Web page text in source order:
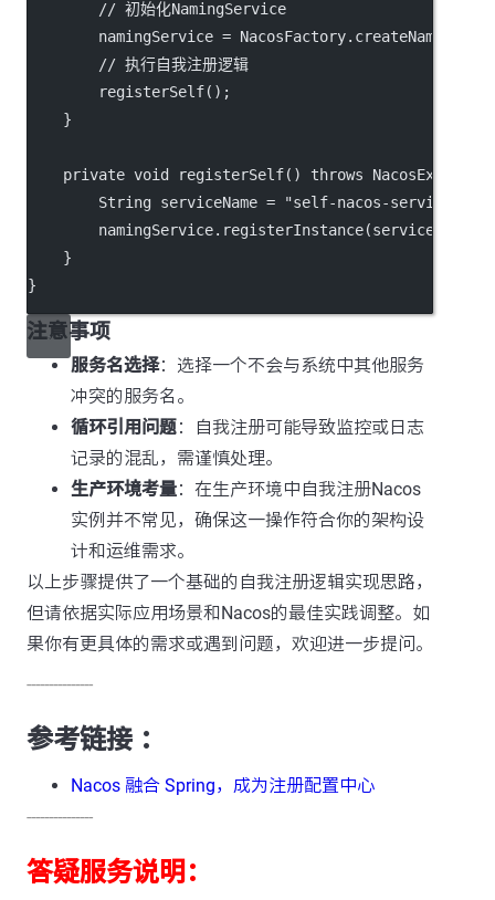
// 初始化NamingService
        namingService
= NacosFactory.
// 执行自我注册逻辑
registerSelf();
    }
private void registerSelf() throws
        String serviceName
= "self-nacos-service"
        namingService.
registerInstance(serviceName,
    }
}
注意事项
服务名选择：选择一个不会与系统中其他服务
冲突的服务名。
循环引用问题：自我注册可能导致监控或日志
记录的混乱，需谨慎处理。
生产环境考量：在生产环境中自我注册Nacos
实例并不常见，确保这一操作符合你的架构设
计和运维需求。
以上步骤提供了一个基础的自我注册逻辑实现思路，
但请依据实际应用场景和Nacos的最佳实践调整。如
果你有更具体的需求或遇到问题，欢迎进一步提问。
---------------
参考链接 ：
Nacos 融合 Spring，成为注册配置中心
---------------
答疑服务说明：